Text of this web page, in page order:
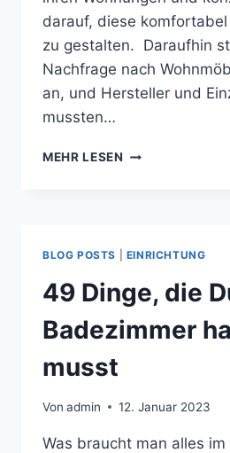
darauf, diese
zu gestalten. Daraufhin
Nachfrage nach
an, und Hersteller und
mussten…
MEHR LESEN
BLOG POSTS EINRICHTUNG
49 Dinge, die
Badezimmer
musst
Von admin 12. Januar 2023
Was braucht man alles im